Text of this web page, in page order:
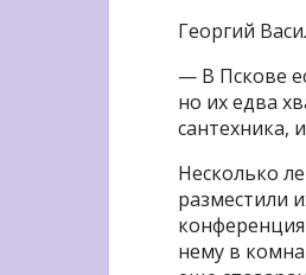
Георгий
— В Пскове
но их едва
сантехника,
Несколько
разместили
нему в